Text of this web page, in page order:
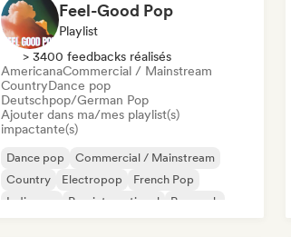
Feel-Good Pop
Playlist
> 3400 feedbacks réalisés
AmericanaCommercial / Mainstream
CountryDance pop
Deutschpop/German Pop
Ajouter dans ma/mes playlist(s)
impactante(s)
Dance pop
Commercial / Mainstream
Country
Electropop
French Pop
Indie pop
Pop international Pop rock